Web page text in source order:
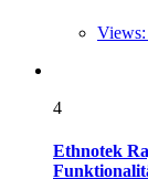
4
Ethnotek